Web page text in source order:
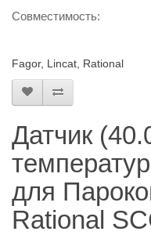
Совместимость:
Fagor, Lincat, Rational
Датчик
для
Rational